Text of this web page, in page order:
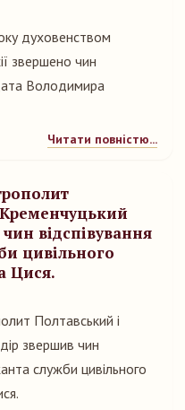
духовенством
звершено чин
Володимира
Читати повністю...
відспівування
цивільного
Цися.
Полтавський і
звершив чин
служби цивільного